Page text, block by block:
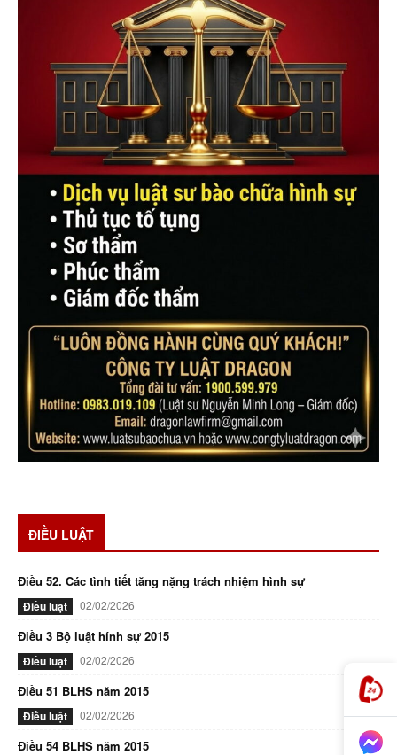
ĐIỀU LUẬT
Điều 52. Các tình tiết tăng nặng trách nhiệm hình sự
Điều luật 02/02/2026
Điều 3 Bộ luật hính sự 2015
Điều luật 02/02/2026
Điều 51 BLHS năm 2015
Điều luật 02/02/2026
Điều 54 BLHS năm 2015